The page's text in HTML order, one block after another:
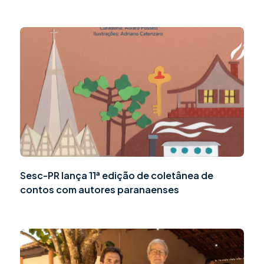
Sesc-PR lança 11ª edição de coletânea de
contos com autores paranaenses